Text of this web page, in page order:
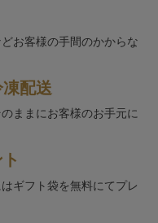
お客様の手間のかからな
配送
ままにお客様のお手元に
ギフト袋を無料にてプレ